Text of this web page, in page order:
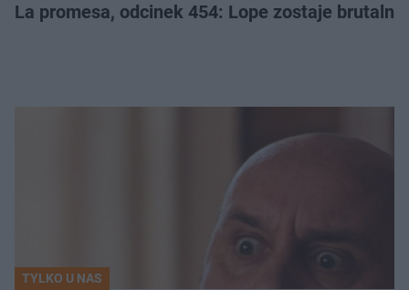
La promesa, odcinek 454: Lope zostaje
TYLKO U NAS